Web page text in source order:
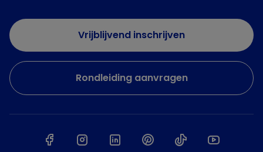
Vrijblijvend inschrijven
Rondleiding aanvragen